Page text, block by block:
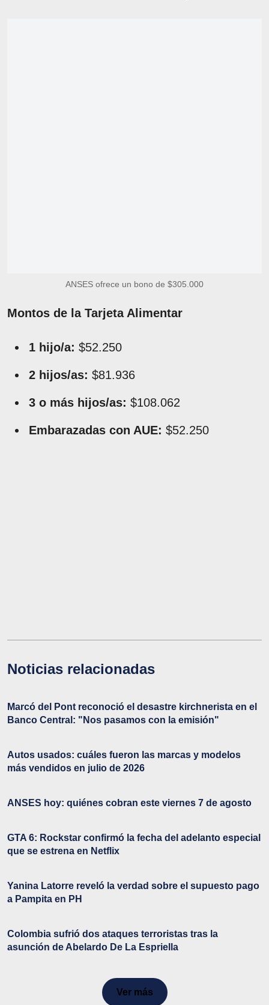
ANSES ofrece un bono de $305.000
Montos de la Tarjeta Alimentar
1 hijo/a: $52.250
2 hijos/as: $81.936
3 o más hijos/as: $108.062
Embarazadas con AUE: $52.250
Noticias relacionadas
Marcó del Pont reconoció el desastre kirchnerista en el
Banco Central: "Nos pasamos con la emisión"
Autos usados: cuáles fueron las marcas y modelos
más vendidos en julio de 2026
ANSES hoy: quiénes cobran este viernes 7 de agosto
GTA 6: Rockstar confirmó la fecha del adelanto especial
que se estrena en Netflix
Yanina Latorre reveló la verdad sobre el supuesto pago
a Pampita en PH
Colombia sufrió dos ataques terroristas tras la
asunción de Abelardo De La Espriella
Ver más